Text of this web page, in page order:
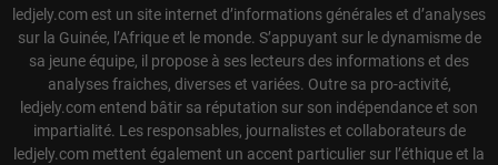
ledjely.com est un site internet d’informations générales et d’analyses
sur la Guinée, l’Afrique et le monde. S’appuyant sur le dynamisme de
sa jeune équipe, il propose à ses lecteurs des informations et des
analyses fraiches, diverses et variées. Outre sa pro-activité,
ledjely.com entend bâtir sa réputation sur son indépendance et son
impartialité. Les responsables, journalistes et collaborateurs de
ledjely.com mettent également un accent particulier sur l’éthique et la